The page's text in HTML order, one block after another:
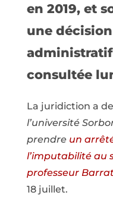
en 2019, et
une
consultée
La juridiction a
l’université
prendre un
l’imputabilité au
professeur
18 juillet.